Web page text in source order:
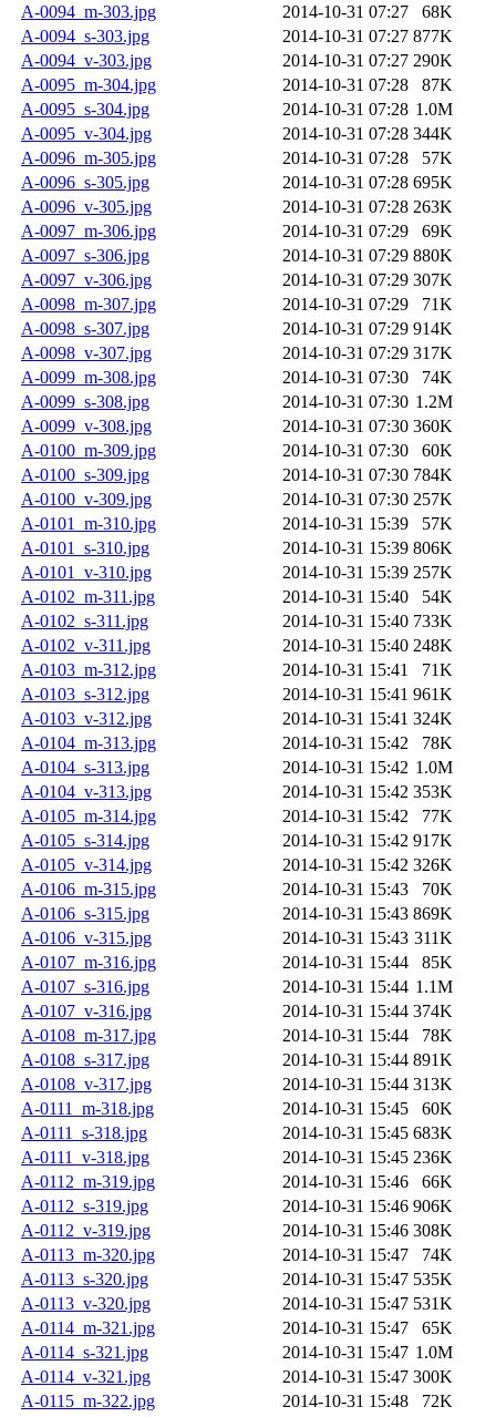
A-0094_m-303.jpg
2014-10-31 07:27
68K
A-0094_s-303.jpg
2014-10-31 07:27 877K
A-0094_v-303.jpg
2014-10-31 07:27 290K
A-0095_m-304.jpg
2014-10-31 07:28
87K
A-0095_s-304.jpg
2014-10-31 07:28 1.0M
A-0095_v-304.jpg
2014-10-31 07:28 344K
A-0096_m-305.jpg
2014-10-31 07:28
57K
A-0096_s-305.jpg
2014-10-31 07:28 695K
A-0096_v-305.jpg
2014-10-31 07:28 263K
A-0097_m-306.jpg
2014-10-31 07:29
69K
A-0097_s-306.jpg
2014-10-31 07:29 880K
A-0097_v-306.jpg
2014-10-31 07:29 307K
A-0098_m-307.jpg
2014-10-31 07:29
71K
A-0098_s-307.jpg
2014-10-31 07:29 914K
A-0098_v-307.jpg
2014-10-31 07:29 317K
A-0099_m-308.jpg
2014-10-31 07:30
74K
A-0099_s-308.jpg
2014-10-31 07:30 1.2M
A-0099_v-308.jpg
2014-10-31 07:30 360K
A-0100_m-309.jpg
2014-10-31 07:30
60K
A-0100_s-309.jpg
2014-10-31 07:30 784K
A-0100_v-309.jpg
2014-10-31 07:30 257K
A-0101_m-310.jpg
2014-10-31 15:39
57K
A-0101_s-310.jpg
2014-10-31 15:39 806K
A-0101_v-310.jpg
2014-10-31 15:39 257K
A-0102_m-311.jpg
2014-10-31 15:40
54K
A-0102_s-311.jpg
2014-10-31 15:40 733K
A-0102_v-311.jpg
2014-10-31 15:40 248K
A-0103_m-312.jpg
2014-10-31 15:41
71K
A-0103_s-312.jpg
2014-10-31 15:41 961K
A-0103_v-312.jpg
2014-10-31 15:41 324K
A-0104_m-313.jpg
2014-10-31 15:42
78K
A-0104_s-313.jpg
2014-10-31 15:42 1.0M
A-0104_v-313.jpg
2014-10-31 15:42 353K
A-0105_m-314.jpg
2014-10-31 15:42
77K
A-0105_s-314.jpg
2014-10-31 15:42 917K
A-0105_v-314.jpg
2014-10-31 15:42 326K
A-0106_m-315.jpg
2014-10-31 15:43
70K
A-0106_s-315.jpg
2014-10-31 15:43 869K
A-0106_v-315.jpg
2014-10-31 15:43 311K
A-0107_m-316.jpg
2014-10-31 15:44
85K
A-0107_s-316.jpg
2014-10-31 15:44 1.1M
A-0107_v-316.jpg
2014-10-31 15:44 374K
A-0108_m-317.jpg
2014-10-31 15:44
78K
A-0108_s-317.jpg
2014-10-31 15:44 891K
A-0108_v-317.jpg
2014-10-31 15:44 313K
A-0111_m-318.jpg
2014-10-31 15:45
60K
A-0111_s-318.jpg
2014-10-31 15:45 683K
A-0111_v-318.jpg
2014-10-31 15:45 236K
A-0112_m-319.jpg
2014-10-31 15:46
66K
A-0112_s-319.jpg
2014-10-31 15:46 906K
A-0112_v-319.jpg
2014-10-31 15:46 308K
A-0113_m-320.jpg
2014-10-31 15:47
74K
A-0113_s-320.jpg
2014-10-31 15:47 535K
A-0113_v-320.jpg
2014-10-31 15:47 531K
A-0114_m-321.jpg
2014-10-31 15:47
65K
A-0114_s-321.jpg
2014-10-31 15:47 1.0M
A-0114_v-321.jpg
2014-10-31 15:47 300K
A-0115_m-322.jpg
2014-10-31 15:48
72K